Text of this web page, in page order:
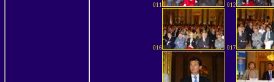
011 012
016 017